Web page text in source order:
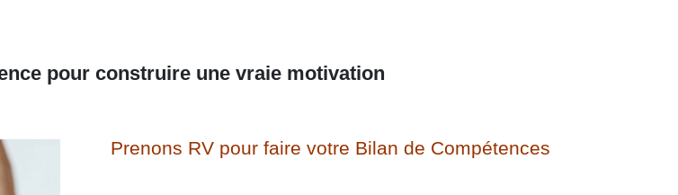
pour construire une vraie motivation
Prenons RV pour faire votre Bilan de Compétences